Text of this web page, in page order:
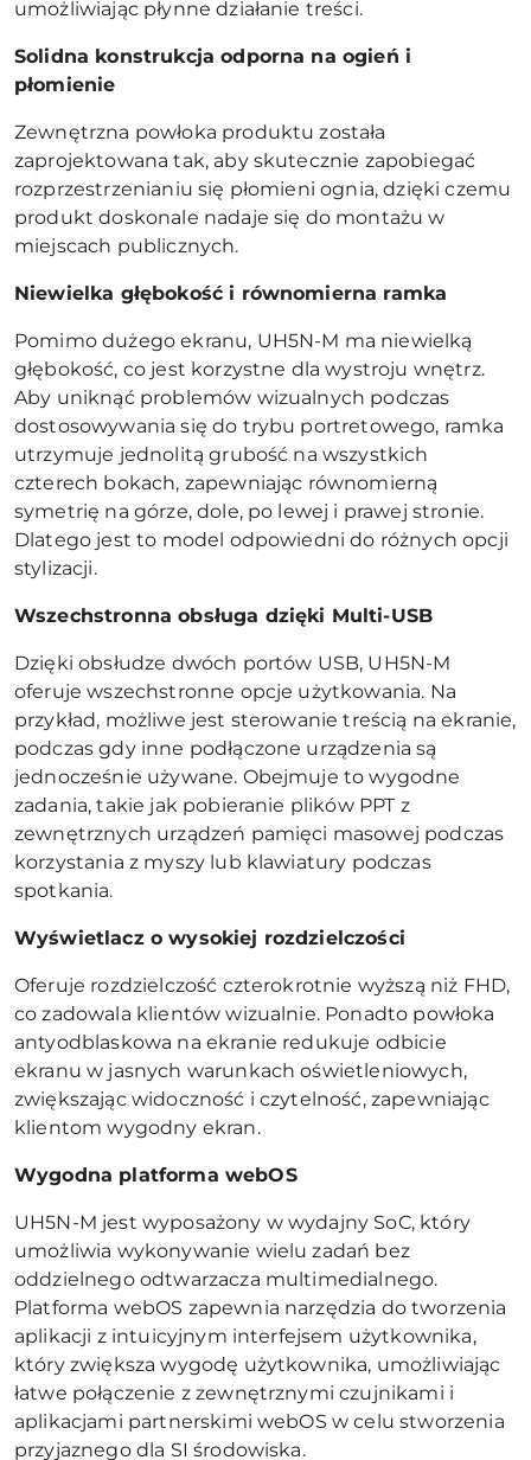
umożliwiając płynne działanie treści.
Solidna konstrukcja odporna na ogień i
płomienie
Zewnętrzna powłoka produktu została
zaprojektowana tak, aby skutecznie zapobiegać
rozprzestrzenianiu się płomieni ognia, dzięki czemu
produkt doskonale nadaje się do montażu w
miejscach publicznych.
Niewielka głębokość i równomierna ramka
Pomimo dużego ekranu, UH5N-M ma niewielką
głębokość, co jest korzystne dla wystroju wnętrz.
Aby uniknąć problemów wizualnych podczas
dostosowywania się do trybu portretowego, ramka
utrzymuje jednolitą grubość na wszystkich
czterech bokach, zapewniając równomierną
symetrię na górze, dole, po lewej i prawej stronie.
Dlatego jest to model odpowiedni do różnych opcji
stylizacji.
Wszechstronna obsługa dzięki Multi-USB
Dzięki obsłudze dwóch portów USB, UH5N-M
oferuje wszechstronne opcje użytkowania. Na
przykład, możliwe jest sterowanie treścią na ekranie,
podczas gdy inne podłączone urządzenia są
jednocześnie używane. Obejmuje to wygodne
zadania, takie jak pobieranie plików PPT z
zewnętrznych urządzeń pamięci masowej podczas
korzystania z myszy lub klawiatury podczas
spotkania.
Wyświetlacz o wysokiej rozdzielczości
Oferuje rozdzielczość czterokrotnie wyższą niż FHD,
co zadowala klientów wizualnie. Ponadto powłoka
antyodblaskowa na ekranie redukuje odbicie
ekranu w jasnych warunkach oświetleniowych,
zwiększając widoczność i czytelność, zapewniając
klientom wygodny ekran.
Wygodna platforma webOS
UH5N-M jest wyposażony w wydajny SoC, który
umożliwia wykonywanie wielu zadań bez
oddzielnego odtwarzacza multimedialnego.
Platforma webOS zapewnia narzędzia do tworzenia
aplikacji z intuicyjnym interfejsem użytkownika,
który zwiększa wygodę użytkownika, umożliwiając
łatwe połączenie z zewnętrznymi czujnikami i
aplikacjami partnerskimi webOS w celu stworzenia
przyjaznego dla SI środowiska.